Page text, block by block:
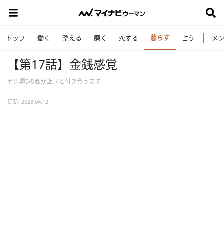
トップ 働く 整える 磨く 恋する 暮らす 占う メ
【第17話】金銭感覚
＃男運0の私が上司と付き合うまで
更新: 2023.04.12